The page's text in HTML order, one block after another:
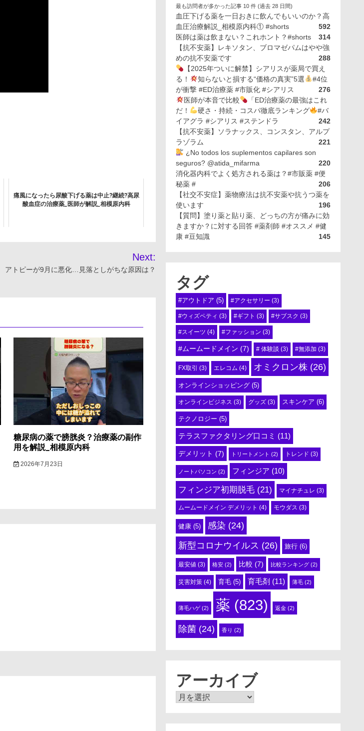
痛風になったら尿酸下げる薬は中止?継続?高尿
酸血症の治療薬_医師が解説_相模原内科
Next:
アトピーが9月に悪化…見落としがちな原因は？
糖尿病の薬で膀胱炎？治療薬の副作
用を解説_相模原内科
2026年7月23日
最も訪問者が多かった記事 10 件 (過去 28 日間)
血圧下げる薬を一日おきに飲んでもいいのか？高
血圧治療解説_相模原内科① #shorts
592
医師は薬は飲まない？これホント？#shorts
314
【抗不安薬】レキソタン、ブロマゼパムはやや強
めの抗不安薬です
288
【2025年ついに解禁】シアリスが薬局で買え
る！
知らないと損する“価格の真実”5選
#4位
が衝撃 #ED治療薬 #市販化 #シアリス
276
医師が本音で比較
「ED治療薬の最強はこれ
だ！
硬さ・持続・コスパ徹底ランキング
#バ
イアグラ #シアリス #ステンドラ
242
【抗不安薬】ソラナックス、コンスタン、アルプ
ラゾラム
221
¿No todos los suplementos capilares son
seguros? @atida_mifarma
220
消化器内科でよく処方される薬は？#市販薬 #便
秘薬 #
206
【社交不安症】薬物療法は抗不安薬や抗うつ薬を
使います
196
【質問】塗り薬と貼り薬、どっちの方が痛みに効
きますか？に対する回答 #薬剤師 #オススメ #健
康 #豆知識
145
タグ
#アウトドア (5) #アクセサリー (3)
#ウィズペティ (3) #ギフト (3) #サブスク (3)
#スイーツ (4) #ファッション (3)
#ムームードメイン (7) # 体験談 (3) #無添加 (3)
FX取引 (3) エレコム (4) オミクロン株 (26)
オンラインショッピング (5)
オンラインビジネス (3) グッズ (3) スキンケア (6)
テクノロジー (5)
テラスファクタリング口コミ (11)
デメリット (7) トリートメント (2) トレンド (3)
ノートパソコン (2) フィンジア (10)
フィンジア初期脱毛 (21) マイナチュレ (3)
ムームードメイン デメリット (4) モウダス (3)
健康 (5) 感染 (24)
新型コロナウイルス (26) 旅行 (6)
最安値 (3) 格安 (2) 比較 (7) 比較ランキング (2)
災害対策 (4) 育毛 (5) 育毛剤 (11) 薄毛 (2)
薄毛ハゲ(2) 薬 (823) 返金 (2)
除菌 (24) 香り (2)
アーカイブ
ア